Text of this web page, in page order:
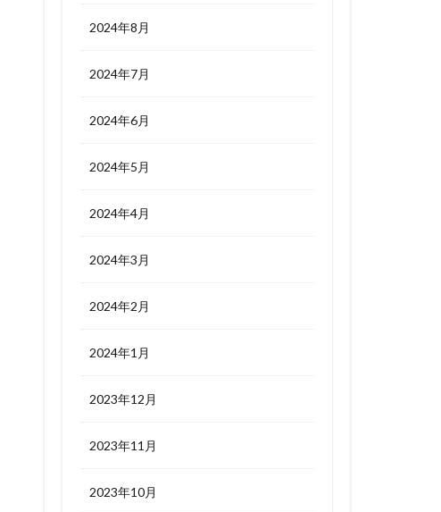
2024年8月
2024年7月
2024年6月
2024年5月
2024年4月
2024年3月
2024年2月
2024年1月
2023年12月
2023年11月
2023年10月